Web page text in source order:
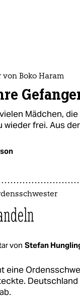
Boko Haram
Mädchen,
wieder frei. Aus
von Stefan
eine